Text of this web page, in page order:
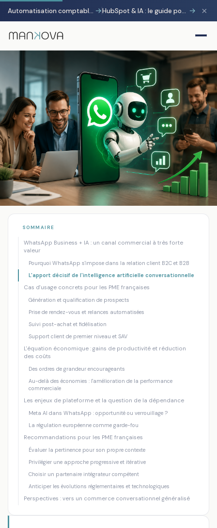
Automatisation comptable avec Pennylane : transformer la charge administrative en avantage stratégique → HubSpot & IA : le guide pour gagner 10 heures par semaine → ×
Accueil/ Blog/WhatsApp IA : la nouvelle arme commerciale des PME...
CHATBOT IA DIGITALISATION PME
WhatsApp IA : la nouvelle arme
commerciale des PME françaises
Mankova Consulting 18 juin 2026 13 min de lecture
SOMMAIRE
WhatsApp Business + IA : un canal commercial à très forte
valeur
Pourquoi WhatsApp s'impose dans la relation client B2C et B2B
L'apport décisif de l'intelligence artificielle conversationnelle
Cas d'usage concrets pour les PME françaises
Génération et qualification de prospects
Prise de rendez-vous et relances automatisées
Suivi post-achat et fidélisation
Support client de premier niveau et SAV
L'équation économique : gains de productivité et réduction
des coûts
Des ordres de grandeur encourageants
Au-delà des économies : l'amélioration de la performance
commerciale
Les enjeux de plateforme et la question de la dépendance
Meta AI dans WhatsApp : opportunité ou verrouillage ?
La régulation européenne comme garde-fou
Recommandations pour les PME françaises
Évaluer la pertinence pour son propre contexte
Privilégier une approche progressive et itérative
Choisir un partenaire intégrateur compétent
Anticiper les évolutions réglementaires et technologiques
Perspectives : vers un commerce conversationnel généralisé